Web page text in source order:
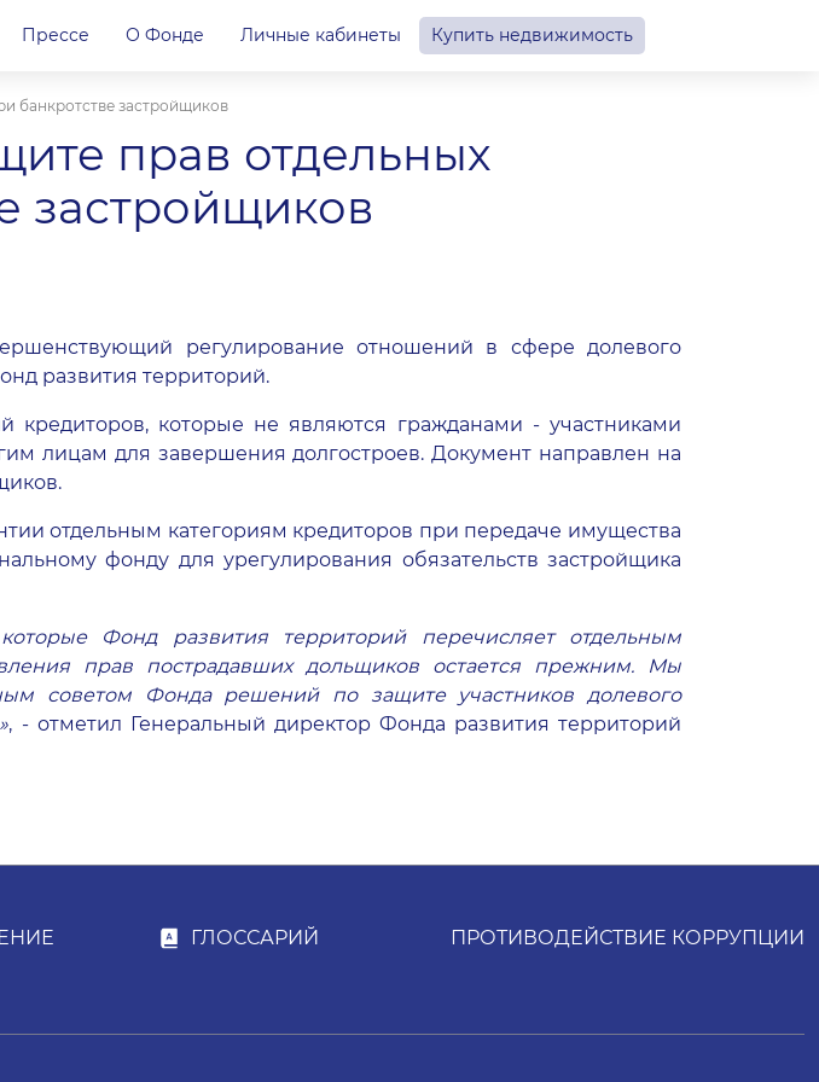
Прессе О Фонде Личные кабинеты Купить недвижимость
банкротстве застройщиков
прав отдельных
застройщиков
регулирование отношений в сфере долевого
развития территорий.
которые не являются гражданами - участниками
лицам для завершения долгостроев. Документ направлен на
отдельным категориям кредиторов при передаче имущества
фонду для урегулирования обязательств застройщика
Фонд развития территорий перечисляет отдельным
прав пострадавших дольщиков остается прежним. Мы
советом Фонда решений по защите участников долевого
, - отметил Генеральный директор Фонда развития территорий
ГЛОССАРИЙ ПРОТИВОДЕЙСТВИЕ КОРРУПЦИИ